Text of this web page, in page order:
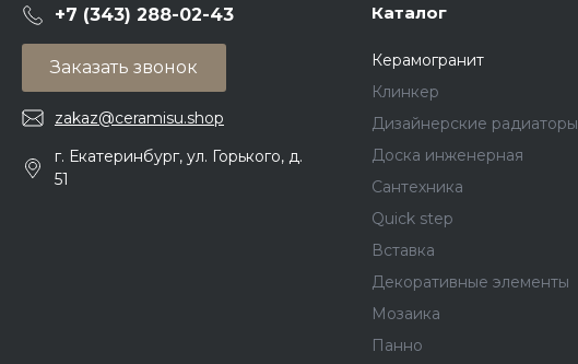
+7 (343) 288-02-43
Заказать звонок
zakaz@ceramisu.shop
г. Екатеринбург, ул. Горького, д.
51
Каталог
Керамогранит
Клинкер
Дизайнерские радиаторы
Доска инженерная
Сантехника
Quick step
Вставка
Декоративные элементы
Мозаика
Панно